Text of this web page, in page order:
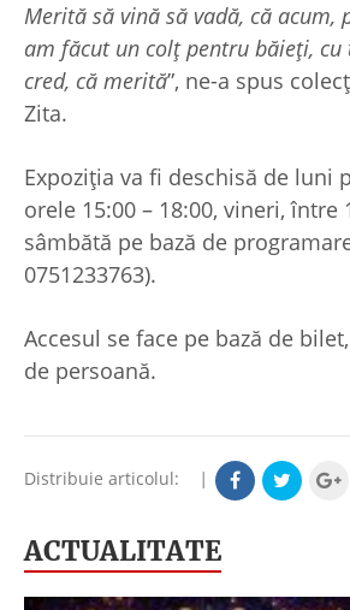
Merită să vină să vadă, că acum,
am făcut un colț pentru băieți, cu
cred, că merită”, ne-a spus
Zita.
Expoziția va fi deschisă de luni
orele 15:00 – 18:00, vineri, între
sâmbătă pe bază de
0751233763).
Accesul se face pe bază de
de persoană.
Distribuie articolul: |
ACTUALITATE